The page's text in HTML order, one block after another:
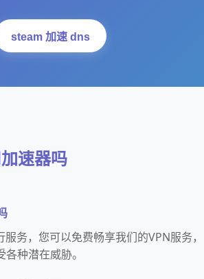
steam 加速 dns
速器吗
务，您可以免费畅享我们的VPN服务，
种潜在威胁。